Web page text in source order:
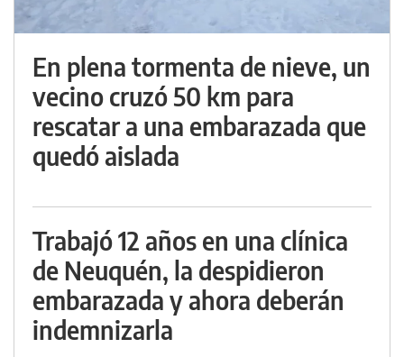
En plena tormenta de nieve, un
vecino cruzó 50 km para
rescatar a una embarazada que
quedó aislada
Trabajó 12 años en una clínica
de Neuquén, la despidieron
embarazada y ahora deberán
indemnizarla